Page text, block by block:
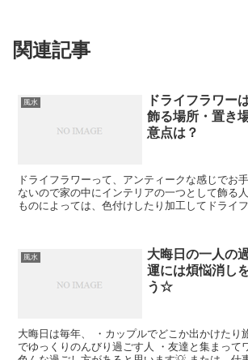
関連記事
風水
ドライフラワー
飾る場所・置き
意点は？
ドライフラワーって、アンティークな感じでお
ないので家の中にインテリアの一つとして飾る
ものによっては、色付けしたり加工してドライ
風水
大晦日の一人の
運には煩悩消し
う☆
大晦日は毎年、 ・カップルでどこか出かけたり
でゆっくりのんびり過ごす人 ・友達と集まって